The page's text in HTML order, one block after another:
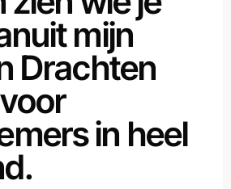
mijn
Drachten
in heel